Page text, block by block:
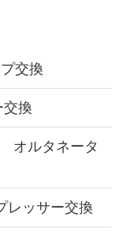
交換
換
オルタネータ
ッサー交換